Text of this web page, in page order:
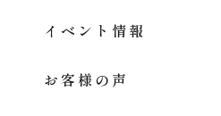
イベント情報
お客様の声